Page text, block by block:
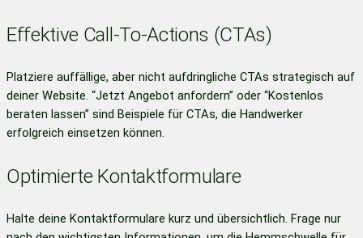
Effektive Call-To-Actions (CTAs)
Platziere auffällige, aber nicht aufdringliche CTAs strategisch auf
deiner Website. “Jetzt Angebot anfordern” oder “Kostenlos
beraten lassen” sind Beispiele für CTAs, die Handwerker
erfolgreich einsetzen können.
Optimierte Kontaktformulare
Halte deine Kontaktformulare kurz und übersichtlich. Frage nur